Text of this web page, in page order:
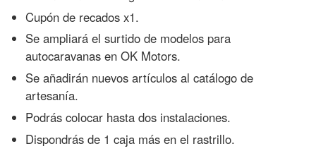
Cupón de recados x1.
Se ampliará el surtido de modelos para
autocaravanas en OK Motors.
Se añadirán nuevos artículos al catálogo de
artesanía.
Podrás colocar hasta dos instalaciones.
Dispondrás de 1 caja más en el rastrillo.